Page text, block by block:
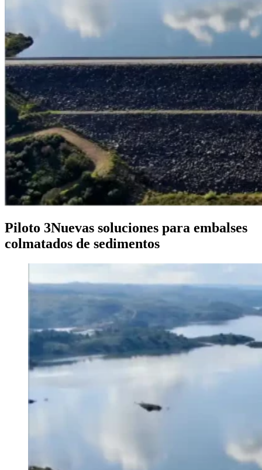
Piloto 3Nuevas soluciones para embalses
colmatados de sedimentos